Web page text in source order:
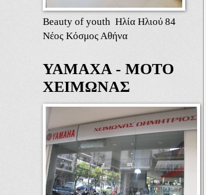
Beauty of youth Ηλία Ηλιού 84
Νέος Κόσμος Αθήνα
ΥΑΜΑΧΑ - ΜΟΤΟ
ΧΕΙΜΩΝΑΣ